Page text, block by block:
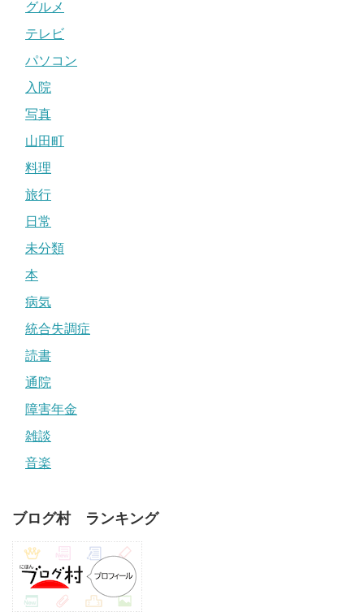
グルメ
テレビ
パソコン
入院
写真
山田町
料理
旅行
日常
未分類
本
病気
統合失調症
読書
通院
障害年金
雑談
音楽
ブログ村 ランキング